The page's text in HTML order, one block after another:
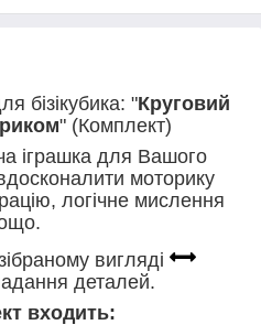
бізікубика: "Круговий
" (Комплект)
іграшка для Вашого
моторику
логічне мислення
вигляді
деталей.
входить: